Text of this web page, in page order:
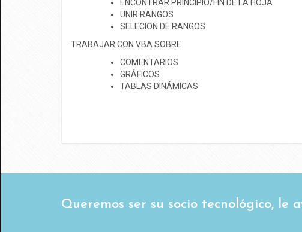
ENCONTRAR PRINCIPIO/FIN DE LA HOJA
UNIR RANGOS
SELECION DE RANGOS
TRABAJAR CON VBA SOBRE
COMENTARIOS
GRÁFICOS
TABLAS DINÁMICAS
Queremos ser su socio tecnológico, le